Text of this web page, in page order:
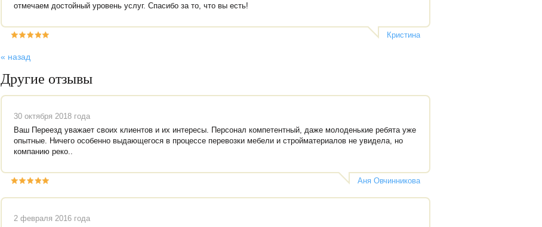
отмечаем достойный уровень услуг. Спасибо за то, что вы есть!
Кристина
« назад
Другие отзывы
30 октября 2018 года
Ваш Переезд уважает своих клиентов и их интересы. Персонал компетентный, даже молоденькие ребята уже
опытные. Ничего особенно выдающегося в процессе перевозки мебели и стройматериалов не увидела, но
компанию реко..
Аня Овчинникова
2 февраля 2016 года